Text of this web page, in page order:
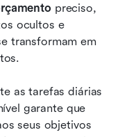
preciso,
ocultos e
transformam em
as tarefas diárias
garante que
seus objetivos
de
de